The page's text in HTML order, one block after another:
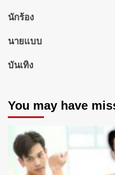
นักร้อง
นายแบบ
บันเทิง
You may have